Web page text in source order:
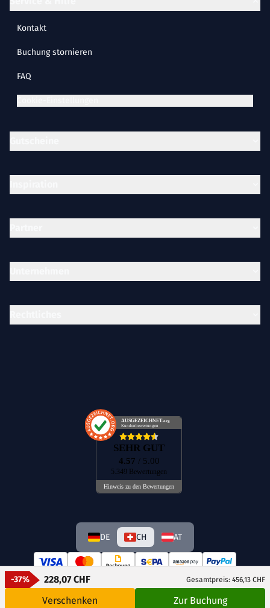
-37% 228,07 CHF Gesamtpreis: 456,13 CHF
Verschenken Zur Buchung
AUSGEZEICHNET .org
Kundenbewertungen
SEHR GUT
4.57 / 5.00
5.349 Bewertungen
Hinweis zu den Bewertungen
Kontakt
Buchung stornieren
FAQ
DE CH AT
© GetAway Travel GmbH 2026 Alle Rechte vorbehalten.